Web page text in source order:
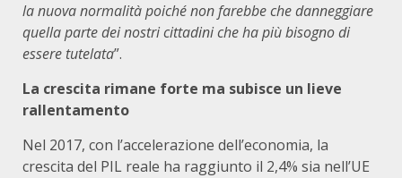
la nuova normalità poiché non farebbe che danneggiare
quella parte dei nostri cittadini che ha più bisogno di
essere tutelata”.
La crescita rimane forte ma subisce un lieve
rallentamento
Nel 2017, con l’accelerazione dell’economia, la
crescita del PIL reale ha raggiunto il 2,4% sia nell’UE